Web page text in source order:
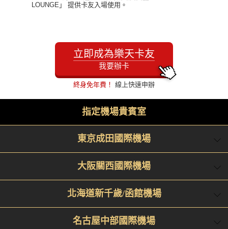
LOUNGE」 提供卡友入場使用。
立即成為樂天卡友
我要辦卡
終身免年費！ 線上快速申辦
指定機場貴賓室
東京成田國際機場
大阪關西國際機場
北海道新千歲/函館機場
名古屋中部國際機場